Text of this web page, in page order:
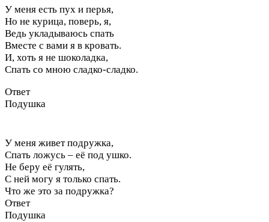
У меня есть пух и перья,
Но не курица, поверь, я,
Ведь укладываюсь спать
Вместе с вами я в кровать.
И, хоть я не шоколадка,
Спать со мною сладко-сладко.
Ответ
Подушка
У меня живет подружка,
Спать ложусь – её под ушко.
Не беру её гулять,
С ней могу я только спать.
Что же это за подружка?
Ответ
Подушка